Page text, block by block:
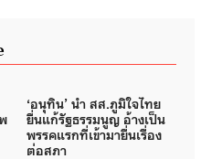
‘อนุทิน’ นำ สส.ภูมิใจไทย
ยื่นแก้รัฐธรรมนูญ อ้างเป็น
พรรคแรกที่เข้ามายื่นเรื่อง
ต่อสภา